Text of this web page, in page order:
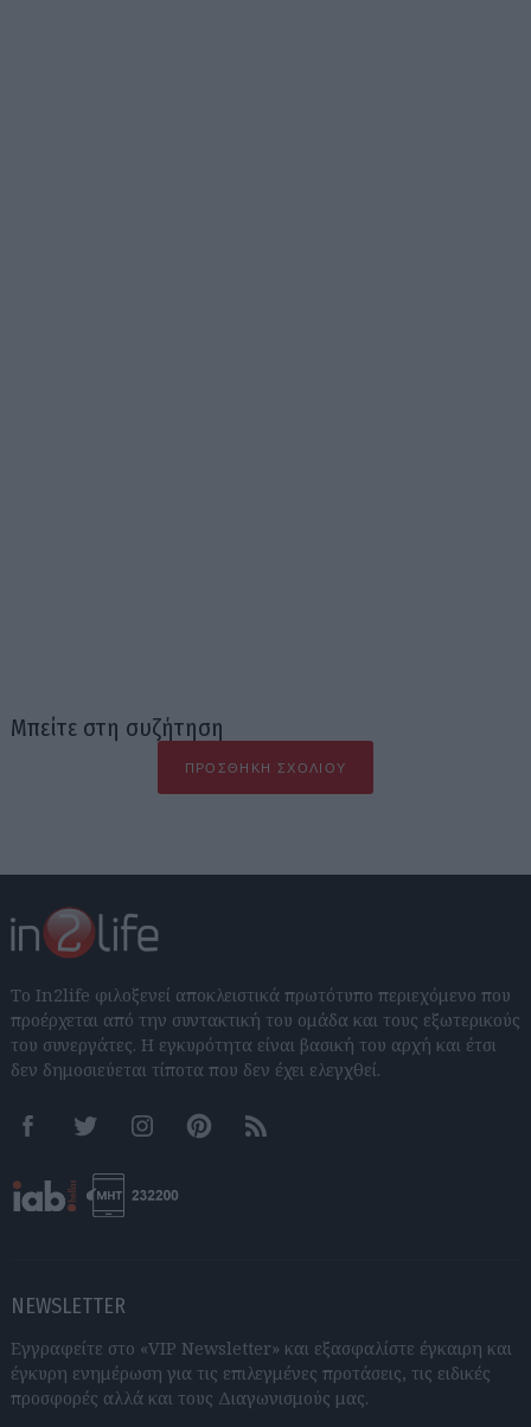
Μπείτε στη συζήτηση
ΠΡΟΣΘΉΚΗ ΣΧΟΛΊΟΥ
Το In2life φιλοξενεί αποκλειστικά πρωτότυπο περιεχόμενο που
προέρχεται από την συντακτική του ομάδα και τους εξωτερικούς
του συνεργάτες. Η εγκυρότητα είναι βασική του αρχή και έτσι
δεν δημοσιεύεται τίποτα που δεν έχει ελεγχθεί.
FacebookTwitter InstagramPinterestRSS feeds
NEWSLETTER
Εγγραφείτε στο «VIP Newsletter» και εξασφαλίστε έγκαιρη και
έγκυρη ενημέρωση για τις επιλεγμένες προτάσεις, τις ειδικές
προσφορές αλλά και τους Διαγωνισμούς μας.